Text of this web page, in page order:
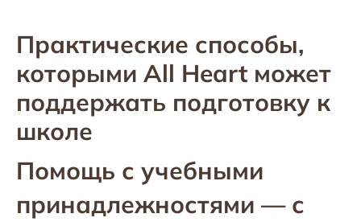
Практические способы,
которыми All Heart может
поддержать подготовку к
школе
Помощь с учебными
принадлежностями — с